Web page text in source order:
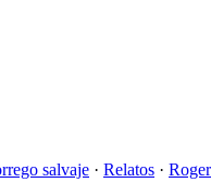
salvaje · Relatos ·